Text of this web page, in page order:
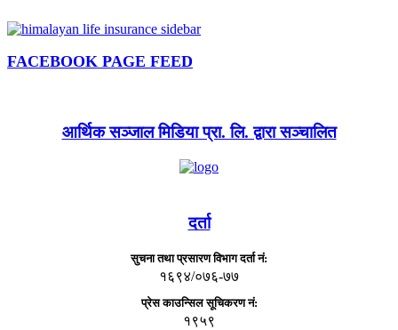
FACEBOOK PAGE FEED
आर्थिक सञ्जाल मिडिया प्रा. लि. द्वारा सञ्चालित
दर्ता
सुचना तथा प्रसारण विभाग दर्ता नं:
१६९४/०७६-७७
प्रेस काउन्सिल सूचिकरण नं:
१९५९